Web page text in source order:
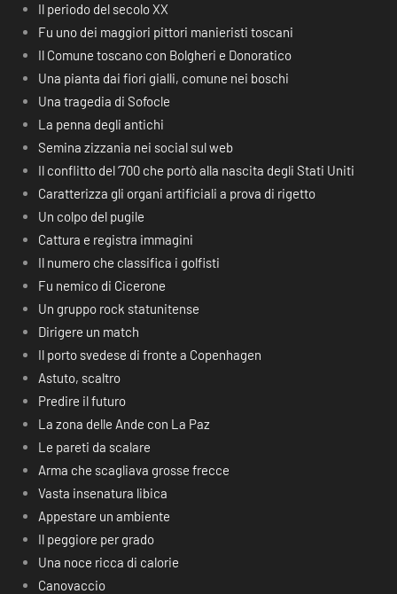
Il periodo del secolo XX
Fu uno dei maggiori pittori manieristi toscani
Il Comune toscano con Bolgheri e Donoratico
Una pianta dai fiori gialli, comune nei boschi
Una tragedia di Sofocle
La penna degli antichi
Semina zizzania nei social sul web
Il conflitto del ‘700 che portò alla nascita degli Stati Uniti
Caratterizza gli organi artificiali a prova di rigetto
Un colpo del pugile
Cattura e registra immagini
Il numero che classifica i golfisti
Fu nemico di Cicerone
Un gruppo rock statunitense
Dirigere un match
Il porto svedese di fronte a Copenhagen
Astuto, scaltro
Predire il futuro
La zona delle Ande con La Paz
Le pareti da scalare
Arma che scagliava grosse frecce
Vasta insenatura libica
Appestare un ambiente
Il peggiore per grado
Una noce ricca di calorie
Canovaccio